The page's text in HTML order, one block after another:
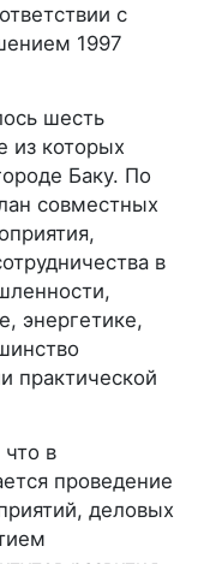
с
1997
шесть
из которых
Баку. По
совместных
в
энергетике,
практической
в
проведение
деловых